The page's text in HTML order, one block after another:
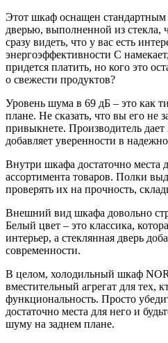
Этот шкаф оснащен
дверью, выполненной из стекла,
сразу видеть, что у вас есть
энергоэффективности C
придется платить, но кого это
о свежести продуктов?
Уровень шума в 69 дБ – это как
плане. Не сказать, что вы его не
привыкнете. Производитель дает
добавляет уверенности в
Внутри шкафа достаточно места
ассортимента товаров. Полки
проверять их на прочность,
Внешний вид шкафа довольно
Белый цвет – это классика,
интерьер, а стеклянная дверь
современности.
В целом, холодильный шкаф
вместительный агрегат для тех,
функциональность. Просто
достаточно места для него и
шуму на заднем плане.